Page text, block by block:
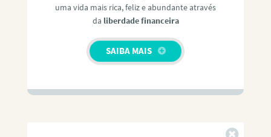
uma vida mais rica, feliz e abundante através
da liberdade financeira
SAIBA MAIS